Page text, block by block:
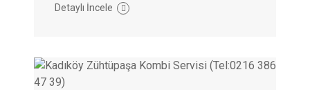
Detaylı İncele